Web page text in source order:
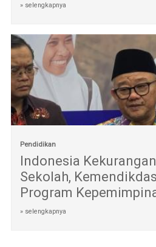
» selengkapnya
Pendidikan
Indonesia
Sekolah,
Program
» selengkapnya